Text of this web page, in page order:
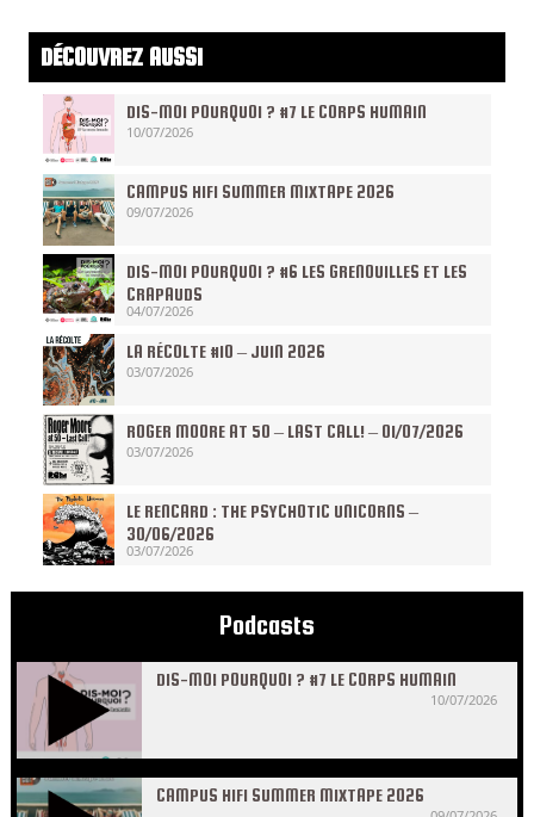
DÉCOUVREZ AUSSI
DIS-MOI POURQUOI ? #7 LE CORPS HUMAIN
10/07/2026
CAMPUS HIFI SUMMER MIXTAPE 2026
09/07/2026
DIS-MOI POURQUOI ? #6 LES GRENOUILLES ET LES
CRAPAUDS
04/07/2026
LA RÉCOLTE #10 – JUIN 2026
03/07/2026
ROGER MOORE AT 50 – LAST CALL! – 01/07/2026
03/07/2026
LE RENCARD : THE PSYCHOTIC UNICORNS –
30/06/2026
03/07/2026
Podcasts
DIS-MOI POURQUOI ? #7 LE CORPS HUMAIN
10/07/2026
CAMPUS HIFI SUMMER MIXTAPE 2026